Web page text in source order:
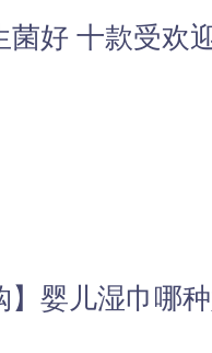
菌好 十款受欢
】婴儿湿巾哪